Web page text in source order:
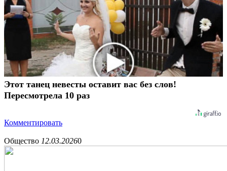
Этот танец невесты оставит вас без слов!
Пересмотрела 10 раз
Комментировать
Общество 12.03.20260